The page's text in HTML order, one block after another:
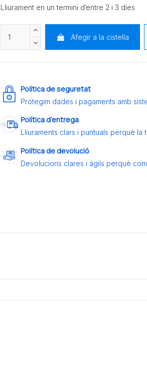
Lliurament en un termini d’entre 2 i 3 dies
Afegir a la cistella
Política de seguretat
Protegim dades i pagaments amb
Política d’entrega
Lliuraments clars i puntuals perquè
Política de devolució
Devolucions clares i àgils perquè